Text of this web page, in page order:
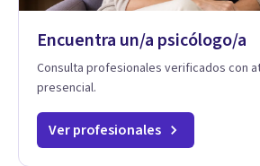
Encuentra un/a psicólogo/a
Consulta profesionales verificados con
presencial.
Ver profesionales